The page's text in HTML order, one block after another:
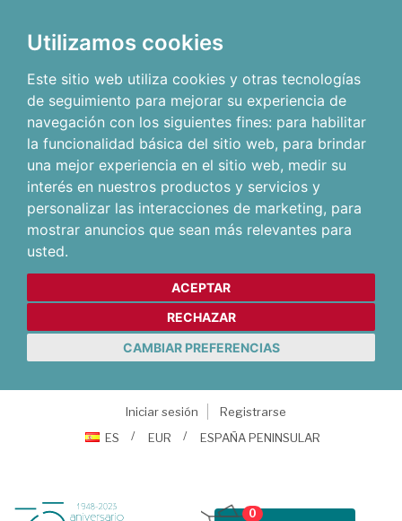
Utilizamos cookies
Este sitio web utiliza cookies y otras tecnologías
de seguimiento para mejorar su experiencia de
navegación con los siguientes fines: para habilitar
la funcionalidad básica del sitio web, para brindar
una mejor experiencia en el sitio web, medir su
interés en nuestros productos y servicios y
personalizar las interacciones de marketing, para
mostrar anuncios que sean más relevantes para
usted.
ACEPTAR
RECHAZAR
CAMBIAR PREFERENCIAS
Iniciar sesión
Registrarse
ES
EUR ESPAÑA PENINSULAR
0